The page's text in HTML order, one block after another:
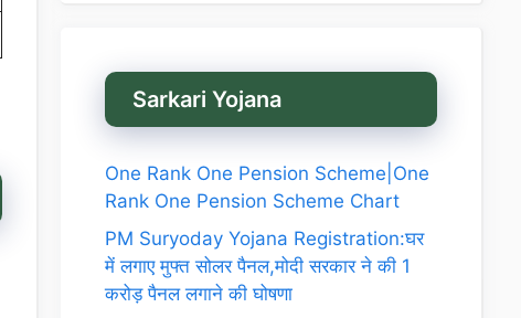
Sarkari Yojana
One Rank One Pension Scheme|One
Rank One Pension Scheme Chart
PM Suryoday Yojana Registration:घर
में लगाए मुफ्त सोलर पैनल,मोदी सरकार ने की 1
करोड़ पैनल लगाने की घोषणा